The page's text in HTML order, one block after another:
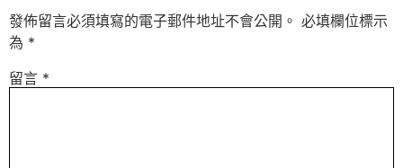
發佈留言必須填寫的電子郵件地址不會公開。 必填欄位標示
為 *
留言 *